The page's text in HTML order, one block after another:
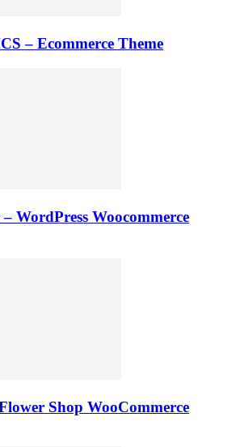
– Ecommerce Theme
WordPress Woocommerce
Shop WooCommerce